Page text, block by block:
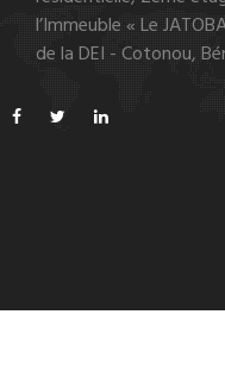
l’Immeuble « Le
de la DEI - Cotonou,